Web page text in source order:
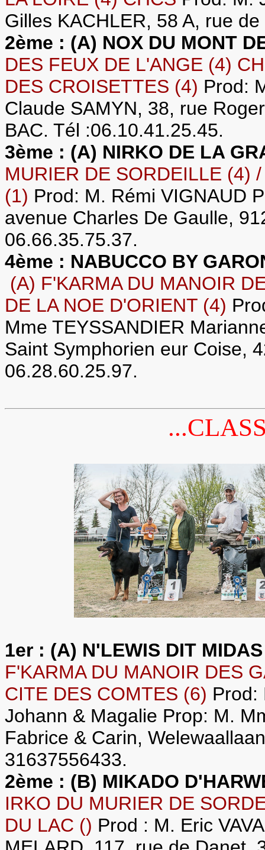
Gilles KACHLER, 58 A, rue
2ème : (A) NOX DU MONT
DES FEUX DE L'ANGE (4)
DES CROISETTES (4) Prod:
Claude SAMYN, 38, rue
BAC. Tél :06.10.41.25.45.
3ème : (A) NIRKO DE LA
MURIER DE SORDEILLE (4)
(1) Prod: M. Rémi VIGNAUD
avenue Charles De Gaulle,
06.66.35.75.37.
4ème : NABUCCO BY
(A) F'KARMA DU MANOIR
DE LA NOE D'ORIENT (4)
Mme TEYSSANDIER
Saint Symphorien eur Coise,
06.28.60.25.97.
1er : (A) N'LEWIS DIT
F'KARMA DU MANOIR DES
CITE DES COMTES (6) Prod:
Johann & Magalie Prop: M.
Fabrice & Carin,
31637556433.
2ème : (B) MIKADO
IRKO DU MURIER DE
DU LAC () Prod : M. Eric